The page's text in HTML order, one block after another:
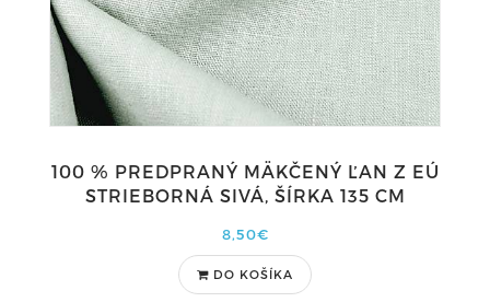
100 % PREDPRANÝ MÄKČENÝ ĽAN Z EÚ
STRIEBORNÁ SIVÁ, ŠÍRKA 135 CM
8,50€
DO KOŠÍKA